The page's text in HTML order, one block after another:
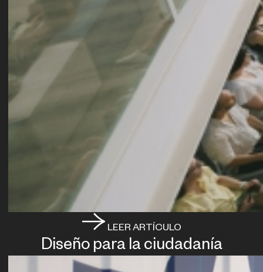
LEER ARTÍCULO
Diseño para la ciudadanía